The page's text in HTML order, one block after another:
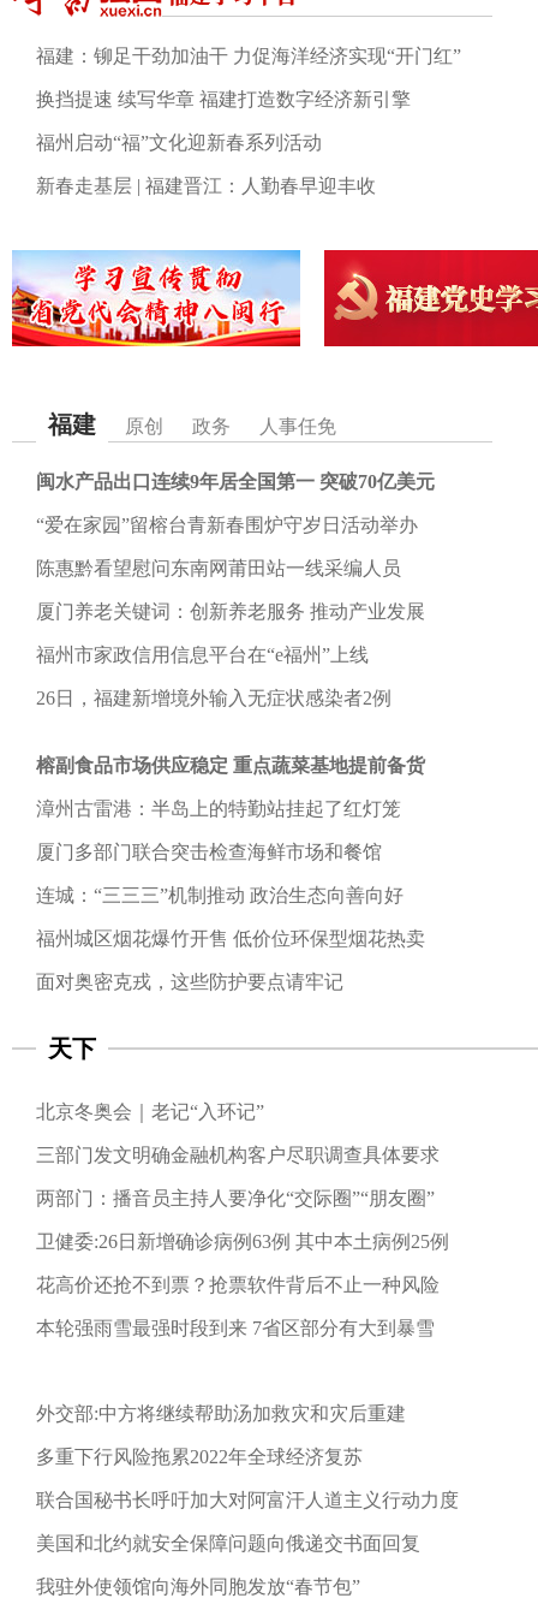
福建：铆足干劲加油干 力促海洋经济实现“开门红”
换挡提速 续写华章 福建打造数字经济新引擎
福州启动“福”文化迎新春系列活动
新春走基层 | 福建晋江：人勤春早迎丰收
福建 原创 政务 人事任免
闽水产品出口连续9年居全国第一 突破70亿美元
“爱在家园”留榕台青新春围炉守岁日活动举办
陈惠黔看望慰问东南网莆田站一线采编人员
厦门养老关键词：创新养老服务 推动产业发展
福州市家政信用信息平台在“e福州”上线
26日，福建新增境外输入无症状感染者2例
榕副食品市场供应稳定 重点蔬菜基地提前备货
漳州古雷港：半岛上的特勤站挂起了红灯笼
厦门多部门联合突击检查海鲜市场和餐馆
连城：“三三三”机制推动 政治生态向善向好
福州城区烟花爆竹开售 低价位环保型烟花热卖
面对奥密克戎，这些防护要点请牢记
天下
北京冬奥会｜老记“入环记”
三部门发文明确金融机构客户尽职调查具体要求
两部门：播音员主持人要净化“交际圈”“朋友圈”
卫健委:26日新增确诊病例63例 其中本土病例25例
花高价还抢不到票？抢票软件背后不止一种风险
本轮强雨雪最强时段到来 7省区部分有大到暴雪
外交部:中方将继续帮助汤加救灾和灾后重建
多重下行风险拖累2022年全球经济复苏
联合国秘书长呼吁加大对阿富汗人道主义行动力度
美国和北约就安全保障问题向俄递交书面回复
我驻外使领馆向海外同胞发放“春节包”